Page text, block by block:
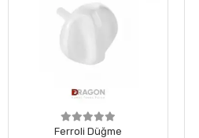
Ferroli Düğme